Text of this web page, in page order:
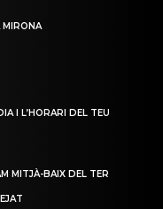
MIRONA
I L’HORARI DEL TEU
MITJÀ-BAIX DEL TER